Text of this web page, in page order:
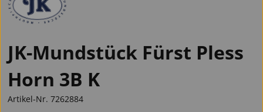
JK-Mundstück Fürst Pless
Horn 3B K
Artikel-Nr. 7262884